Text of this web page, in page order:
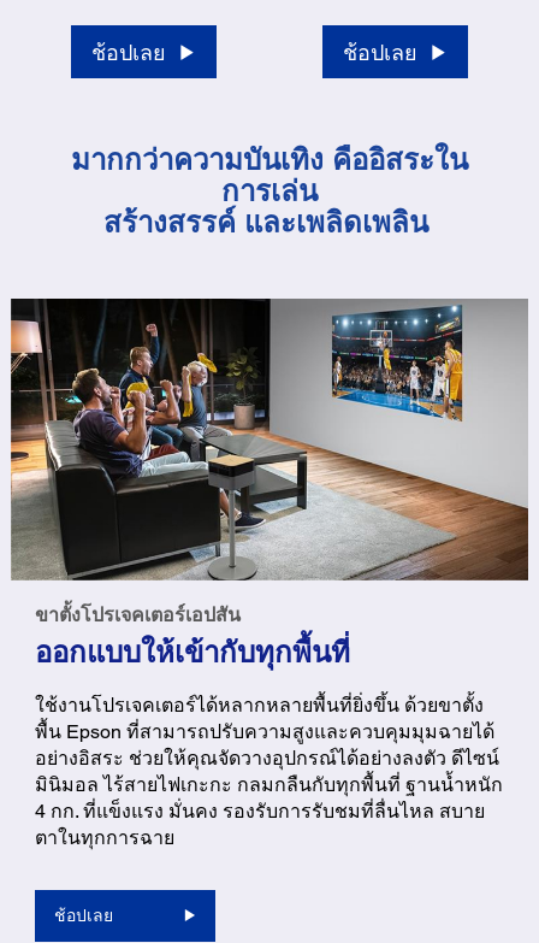
ช้อปเลย ช้อปเลย
มากกว่าความบันเทิง คืออิสระใน
การเล่น
สร้างสรรค์ และเพลิดเพลิน
ขาตั้งโปรเจคเตอร์เอปสัน
ออกแบบให้เข้ากับทุกพื้นที่
ใช้งานโปรเจคเตอร์ได้หลากหลายพื้นที่ยิ่งขึ้น ด้วยขาตั้ง
พื้น Epson ที่สามารถปรับความสูงและควบคุมมุมฉายได้
อย่างอิสระ ช่วยให้คุณจัดวางอุปกรณ์ได้อย่างลงตัว ดีไซน์
มินิมอล ไร้สายไฟเกะกะ กลมกลืนกับทุกพื้นที่ ฐานน้ำหนัก
4 กก. ที่แข็งแรง มั่นคง รองรับการรับชมที่ลื่นไหล สบาย
ตาในทุกการฉาย
ช้อปเลย